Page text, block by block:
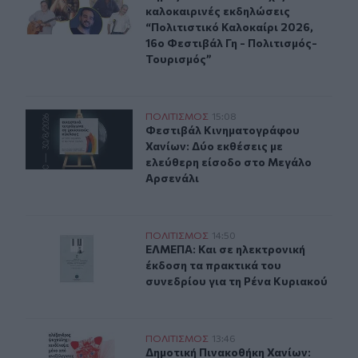
καλοκαιρινές εκδηλώσεις
“Πολιτιστικό Καλοκαίρι 2026,
16ο Φεστιβάλ Γη - Πολιτισμός-
Τουρισμός”
Δύο ξεχωριστές εκθέσεις του Φεστιβάλ
ΠΟΛΙΤΙΣΜΟΣ 15:08
Φεστιβάλ Κινηματογράφου
Φεστιβάλ Κινηματογράφου
Χανίων: Δύο εκθέσεις με
ελεύθερη είσοδο στο Μεγάλο
Αρσενάλι
ΕΛΜΕΠΑ: Και σε ηλεκτρονική έκδοση τα πρακτικά του
ΠΟΛΙΤΙΣΜΟΣ 14:50
ΕΛΜΕΠΑ: Και σε ηλεκτρονική
ΕΛΜΕΠΑ: Και σε ηλεκτρονική
έκδοση τα πρακτικά του
συνεδρίου για τη Ρένα Κυριακού
Δημοτική Πινακοθήκη Χανίων: Συνεχίζονται οι
ΠΟΛΙΤΙΣΜΟΣ 13:46
Δημοτική Πινακοθήκη Χανίων:
Δημοτική Πινακοθήκη Χανίων: